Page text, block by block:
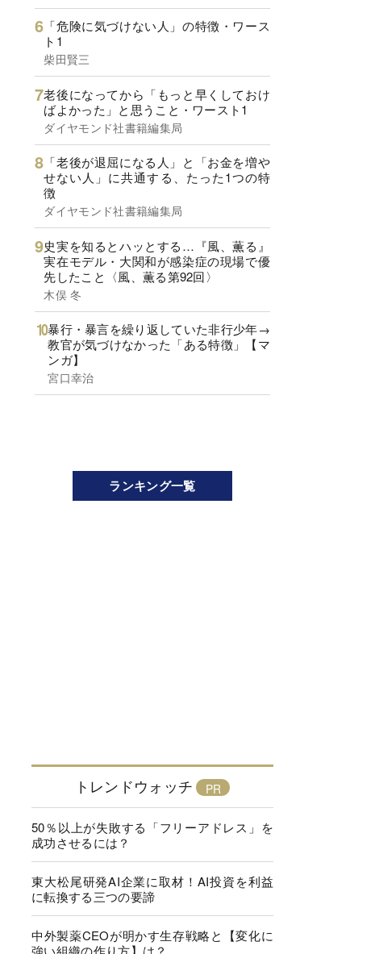
「危険に気づけない人」の特徴・ワース
ト1
柴田賢三
老後になってから「もっと早くしておけ
ばよかった」と思うこと・ワースト1
ダイヤモンド社書籍編集局
「老後が退屈になる人」と「お金を増や
せない人」に共通する、たった1つの特
徴
ダイヤモンド社書籍編集局
史実を知るとハッとする…『風、薫る』
実在モデル・大関和が感染症の現場で優
先したこと〈風、薫る第92回〉
木俣 冬
暴行・暴言を繰り返していた非行少年→
教官が気づけなかった「ある特徴」【マ
ンガ】
宮口幸治
ランキング一覧
トレンドウォッチ
50％以上が失敗する「フリーアドレス」を
成功させるには？
東大松尾研発AI企業に取材！AI投資を利益
に転換する三つの要諦
中外製薬CEOが明かす生存戦略と【変化に
強い組織の作り方】は？